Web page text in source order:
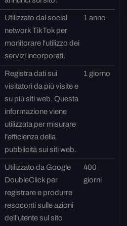
Utilizzato dal social
network TikTok per
monitorare l'utilizzo dei
servizi incorporati.
1 anno
Registra dati sui
visitatori da più visite e
su più siti web. Questa
informazione viene
utilizzata per misurare
l'efficienza della
pubblicità sui siti web.
1 giorno
Utilizzato da Google
DoubleClick per
registrare e produrre
resoconti sulle azioni
dell'utente sul sito
400
giorni